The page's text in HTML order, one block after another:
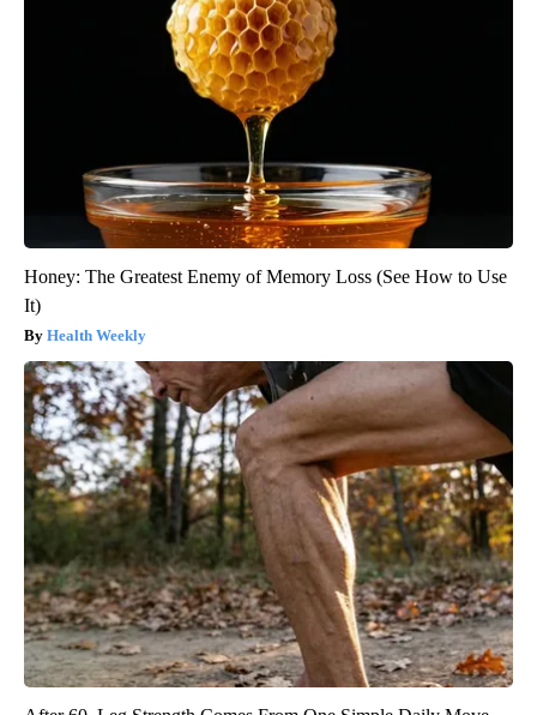
Honey: The Greatest Enemy of Memory Loss (See How to Use
It)
Health Weekly